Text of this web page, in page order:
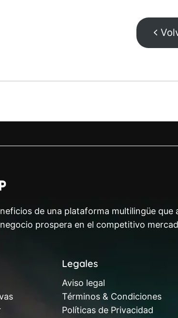
de una plataforma multilingüe que
prospera en el competitivo
Legales
Aviso legal
Términos & Condiciones
Políticas de Privacidad